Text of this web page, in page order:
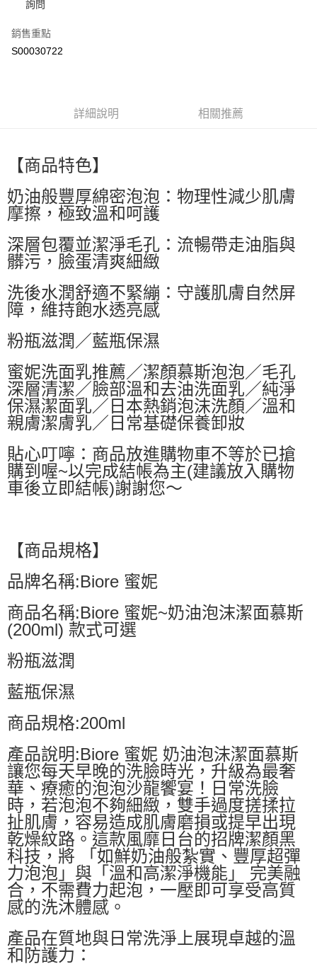
ATM付款
萊爾富取貨付款
每筆NT$60，滿NT$599(含以上)免運費
付款後萊爾富取貨
每筆NT$60，滿NT$599(含以上)免運費
7-11付款取貨
每筆NT$60，滿NT$599(含以上)免運費
付款後7-11取貨
每筆NT$60，滿NT$599(含以上)免運費
每筆NT$80，滿NT$799(含以上)免運費
國家/地區配送0330 查看運費
詢問
銷售重點
S00030722
詳細說明 相關推薦
【商品特色】
奶油般豐厚綿密泡泡：物理性減少肌膚
摩擦，極致溫和呵護
深層包覆並潔淨毛孔：流暢帶走油脂與
髒污，臉蛋清爽細緻
洗後水潤舒適不緊繃：守護肌膚自然屏
障，維持飽水透亮感
粉瓶滋潤／藍瓶保濕
蜜妮洗面乳推薦／潔顏慕斯泡泡／毛孔
深層清潔／臉部溫和去油洗面乳／純淨
保濕潔面乳／日本熱銷泡沫洗顏／溫和
親膚潔膚乳／日常基礎保養卸妝
貼心叮嚀：商品放進購物車不等於已搶
購到喔~以完成結帳為主(建議放入購物
車後立即結帳)謝謝您～
【商品規格】
品牌名稱:Biore 蜜妮
商品名稱:Biore 蜜妮~奶油泡沫潔面慕斯
(200ml) 款式可選
粉瓶滋潤
藍瓶保濕
商品規格:200ml
產品說明:Biore 蜜妮 奶油泡沫潔面慕斯
讓您每天早晚的洗臉時光，升級為最奢
華、療癒的泡泡沙龍饗宴！日常洗臉
時，若泡泡不夠細緻，雙手過度搓揉拉
扯肌膚，容易造成肌膚磨損或提早出現
乾燥紋路。這款風靡日台的招牌潔顏黑
科技，將 「如鮮奶油般紮實、豐厚超彈
力泡泡」與「溫和高潔淨機能」 完美融
合，不需費力起泡，一壓即可享受高質
感的洗沐體感。
產品在質地與日常洗淨上展現卓越的溫
和防護力：